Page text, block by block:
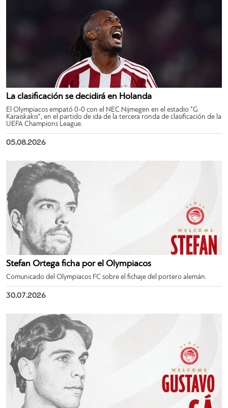
La clasificación se decidirá en Holanda
El Olympiacos empató 0-0 con el NEC Nijmegen en el estadio “G.
Karaiskakis”, en el partido de ida de la tercera ronda de clasificación de la
UEFA Champions League.
05.08.2026
Stefan Ortega ficha por el Olympiacos
Comunicado del Olympiacos FC sobre el fichaje del portero alemán.
30.07.2026